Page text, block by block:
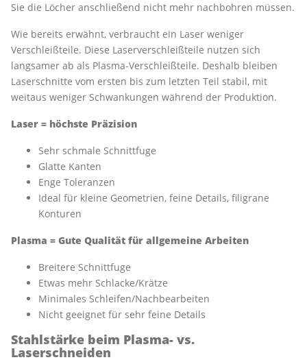
Sie die Löcher anschließend nicht mehr nachbohren müssen.
Wie bereits erwähnt, verbraucht ein Laser weniger
Verschleißteile. Diese Laserverschleißteile nutzen sich
langsamer ab als Plasma-Verschleißteile. Deshalb bleiben
Laserschnitte vom ersten bis zum letzten Teil stabil, mit
weitaus weniger Schwankungen während der Produktion.
Laser = höchste Präzision
Sehr schmale Schnittfuge
Glatte Kanten
Enge Toleranzen
Ideal für kleine Geometrien, feine Details, filigrane
Konturen
Plasma = Gute Qualität für allgemeine Arbeiten
Breitere Schnittfuge
Etwas mehr Schlacke/Krätze
Minimales Schleifen/Nachbearbeiten
Nicht geeignet für sehr feine Details
Stahlstärke beim Plasma- vs.
Laserschneiden